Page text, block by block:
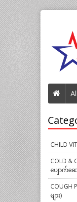
CHILD
COLD &
ပျောက်ဆေ
COUGH
များ)